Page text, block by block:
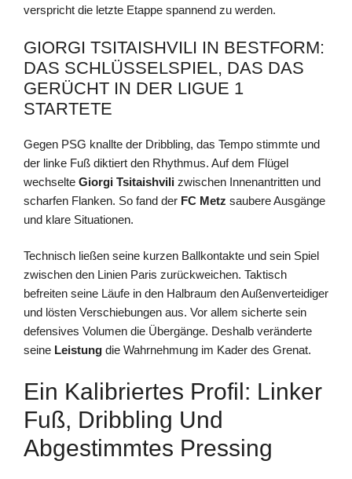
verspricht die letzte Etappe spannend zu werden.
GIORGI TSITAISHVILI IN BESTFORM:
DAS SCHLÜSSELSPIEL, DAS DAS
GERÜCHT IN DER LIGUE 1
STARTETE
Gegen PSG knallte der Dribbling, das Tempo stimmte und
der linke Fuß diktiert den Rhythmus. Auf dem Flügel
wechselte Giorgi Tsitaishvili zwischen Innenantritten und
scharfen Flanken. So fand der FC Metz saubere Ausgänge
und klare Situationen.
Technisch ließen seine kurzen Ballkontakte und sein Spiel
zwischen den Linien Paris zurückweichen. Taktisch
befreiten seine Läufe in den Halbraum den Außenverteidiger
und lösten Verschiebungen aus. Vor allem sicherte sein
defensives Volumen die Übergänge. Deshalb veränderte
seine Leistung die Wahrnehmung im Kader des Grenat.
Ein Kalibriertes Profil: Linker
Fuß, Dribbling Und
Abgestimmtes Pressing